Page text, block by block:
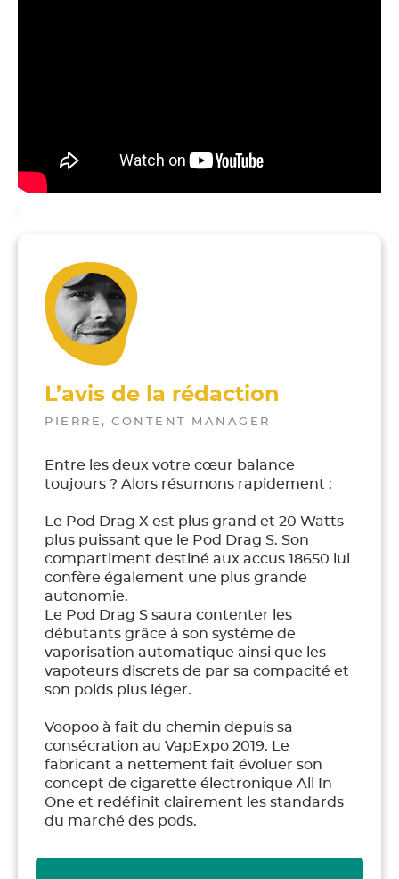
L’avis de la rédaction
Entre les deux votre cœur balance
toujours ? Alors résumons rapidement :
Le Pod Drag X est plus grand et 20 Watts
plus puissant que le Pod Drag S. Son
compartiment destiné aux accus 18650 lui
confère également une plus grande
autonomie.
Le Pod Drag S saura contenter les
débutants grâce à son système de
vaporisation automatique ainsi que les
vapoteurs discrets de par sa compacité et
son poids plus léger.
Voopoo à fait du chemin depuis sa
consécration au VapExpo 2019. Le
fabricant a nettement fait évoluer son
concept de cigarette électronique All In
One et redéfinit clairement les standards
du marché des pods.